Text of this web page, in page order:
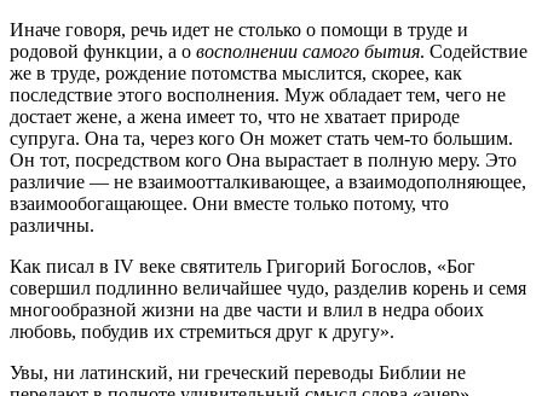
Иначе говоря, речь идет не столько о помощи в труде и
родовой функции, а о восполнении самого бытия. Содействие
же в труде, рождение потомства мыслится, скорее, как
последствие этого восполнения. Муж обладает тем, чего не
достает жене, а жена имеет то, что не хватает природе
супруга. Она та, через кого Он может стать чем-то большим.
Он тот, посредством кого Она вырастает в полную меру. Это
различие — не взаимоотталкивающее, а взаимодополняющее,
взаимообогащающее. Они вместе только потому, что
различны.
Как писал в IV веке святитель Григорий Богослов, «Бог
совершил подлинно величайшее чудо, разделив корень и семя
многообразной жизни на две части и влил в недра обоих
любовь, побудив их стремиться друг к другу».
Увы, ни латинский, ни греческий переводы Библии не